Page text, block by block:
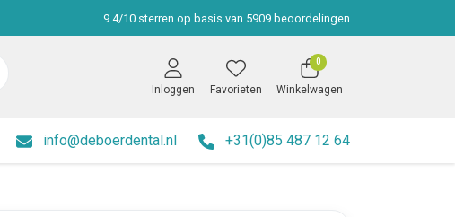
9.4/10 sterren op basis van 5909 beoordelingen
Inloggen Favorieten
0
Winkelwagen
info@deboerdental.nl +31(0)85 487 12 64